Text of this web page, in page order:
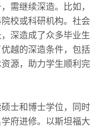
需继续深造。比如，
校或科研机构。社会
深造成了众多毕业生
越的深造条件，包括
源，助力学生顺利完
士和博士学位，同时
府进修。以斯坦福大